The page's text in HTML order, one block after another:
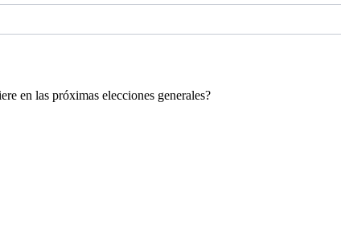
en las próximas elecciones generales?